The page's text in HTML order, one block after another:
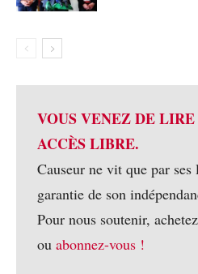
VOUS VENEZ DE
ACCÈS LIBRE.
Causeur ne vit que par ses
garantie de son
Pour nous soutenir,
ou abonnez-vous !